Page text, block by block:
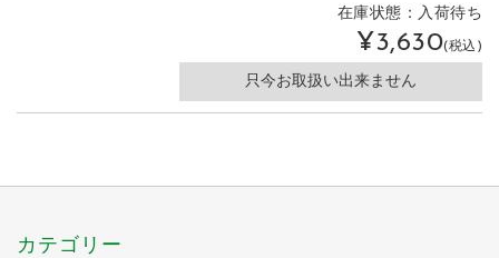
在庫状態：入荷待ち
¥3,630(税込)
只今お取扱い出来ません
カテゴリー